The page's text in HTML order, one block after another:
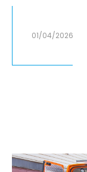
01/04/2026